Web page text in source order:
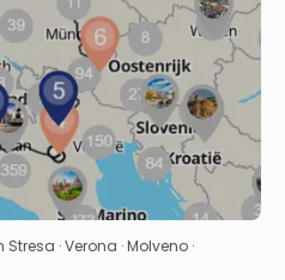
· Verona · Molveno ·